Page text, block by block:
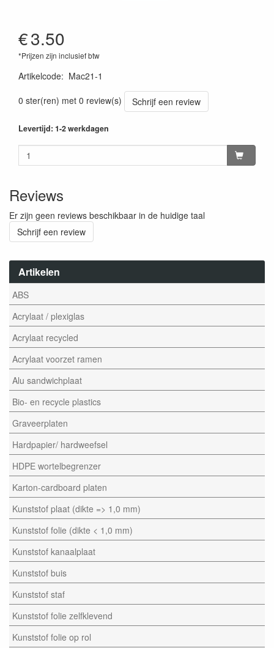
Artikelen
ABS
Acrylaat / plexiglas
Acrylaat recycled
Acrylaat voorzet ramen
Alu sandwichplaat
Bio- en recycle plastics
Graveerplaten
Hardpapier/ hardweefsel
HDPE wortelbegrenzer
Karton-cardboard platen
Kunststof plaat (dikte => 1,0 mm)
Kunststof folie (dikte < 1,0 mm)
Kunststof kanaalplaat
Kunststof buis
Kunststof staf
Kunststof folie zelfklevend
Kunststof folie op rol
€3.50
*Prijzen zijn inclusief btw
Artikelcode: Mac21-1
0 ster(ren) met 0 review(s)
Schrijf een review
Levertijd: 1-2 werkdagen
Reviews
Er zijn geen reviews beschikbaar in de huidige taal
Schrijf een review